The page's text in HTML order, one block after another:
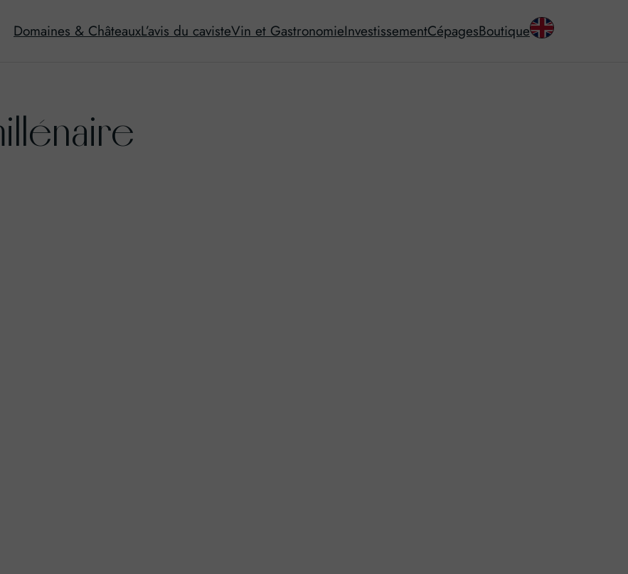
Domaines & ChâteauxL’avis du cavisteVin et GastronomieInvestissementCépagesBoutique